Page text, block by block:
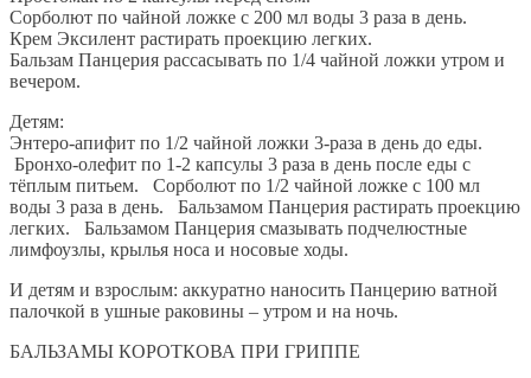
Сорболют по чайной ложке с 200 мл воды 3 раза в день.
Крем Эксилент растирать проекцию легких.
Бальзам Панцерия рассасывать по 1/4 чайной ложки утром и
вечером.
Детям:
Энтеро-апифит по 1/2 чайной ложки 3-раза в день до еды.
Бронхо-олефит по 1-2 капсулы 3 раза в день после еды с
тёплым питьем. Сорболют по 1/2 чайной ложке с 100 мл
воды 3 раза в день. Бальзамом Панцерия растирать проекцию
легких. Бальзамом Панцерия смазывать подчелюстные
лимфоузлы, крылья носа и носовые ходы.
И детям и взрослым: аккуратно наносить Панцерию ватной
палочкой в ушные раковины – утром и на ночь.
БАЛЬЗАМЫ КОРОТКОВА ПРИ ГРИППЕ